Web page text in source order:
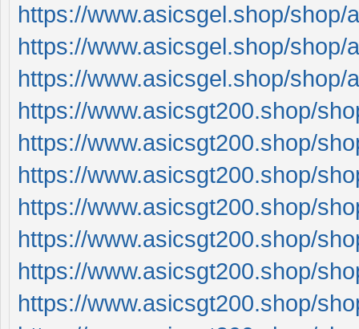
https://www.asicsgel.shop/shop/
https://www.asicsgel.shop/shop/
https://www.asicsgel.shop/shop/
https://www.asicsgt200.shop/
https://www.asicsgt200.shop/
https://www.asicsgt200.shop/
https://www.asicsgt200.shop/
https://www.asicsgt200.shop/
https://www.asicsgt200.shop/
https://www.asicsgt200.shop/